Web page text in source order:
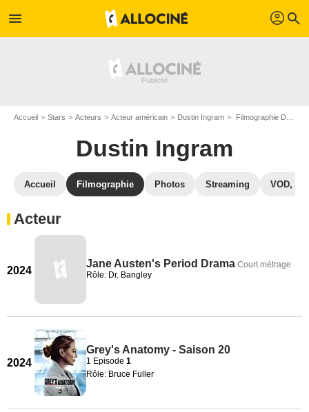
menu profil search
Accueil Stars Acteurs Acteur américain Dustin Ingram Filmographie Dustin Ingram
Dustin Ingram
Accueil Filmographie Photos Streaming VOD,
Acteur
2024
Jane Austen's Period Drama Court métrage
Rôle: Dr. Bangley
2024
Grey's Anatomy - Saison 20
1 Episode 1
Rôle: Bruce Fuller